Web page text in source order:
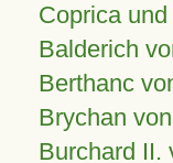
Coprica
Balderich
Berthanc
Brychan
Burchard II.